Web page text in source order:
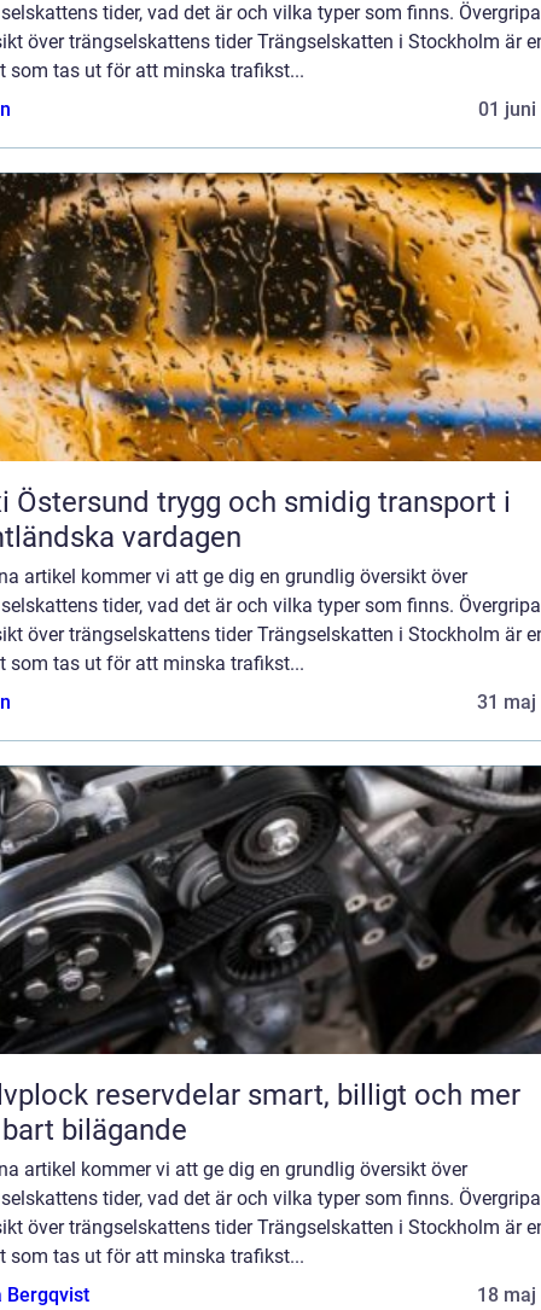
tider, vad det är och vilka typer som finns.
över trängselskattens tider Trängselskatten i Stockholm är
som tas ut för att minska trafikst...
01 juni
trygg och smidig transport i
vardagen
artikel kommer vi att ge dig en grundlig översikt över
tider, vad det är och vilka typer som finns.
över trängselskattens tider Trängselskatten i Stockholm är
som tas ut för att minska trafikst...
31 maj
reservdelar smart, billigt och mer
bilägande
artikel kommer vi att ge dig en grundlig översikt över
tider, vad det är och vilka typer som finns.
över trängselskattens tider Trängselskatten i Stockholm är
som tas ut för att minska trafikst...
Bergqvist
18 maj